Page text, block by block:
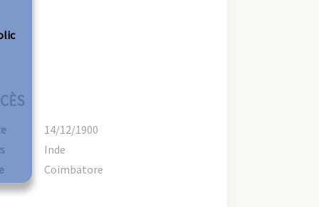
14/12/1900
Inde
Coimbatore